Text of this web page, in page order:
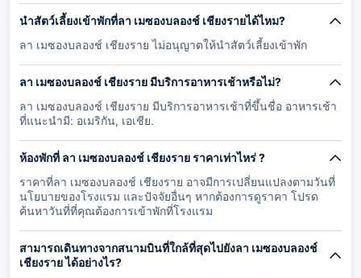
นำสัตว์เลี้ยงเข้าพักที่ลา เมซองบลองช์ เชียงรายได้ไหม?
ลา เมซองบลองช์ เชียงราย ไม่อนุญาตให้นำสัตว์เลี้ยงเข้าพัก
ลา เมซองบลองช์ เชียงราย มีบริการอาหารเช้าหรือไม่?
ลา เมซองบลองช์ เชียงราย มีบริการอาหารเช้าที่ขึ้นชื่อ อาหารเช้า
ที่แนะนำมี: อเมริกัน, เอเชีย.
ห้องพักที่ ลา เมซองบลองช์ เชียงราย ราคาเท่าไหร่ ?
ราคาที่ลา เมซองบลองช์ เชียงราย อาจมีการเปลี่ยนแปลงตามวันที่
นโยบายของโรงแรม และปัจจัยอื่นๆ หากต้องการดูราคา โปรด
ค้นหาวันที่ที่คุณต้องการเข้าพักที่โรงแรม
สามารถเดินทางจากสนามบินที่ใกล้ที่สุดไปยังลา เมซองบลองช์
เชียงราย ได้อย่างไร?